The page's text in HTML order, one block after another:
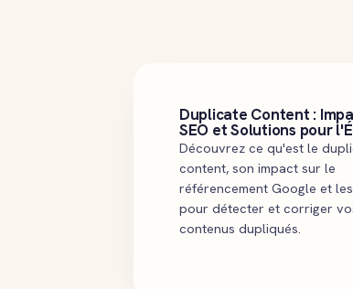
Duplicate Content :
SEO et Solutions pour
Découvrez ce qu'est le
content, son impact sur le
référencement Google et
pour détecter et corriger
contenus dupliqués.